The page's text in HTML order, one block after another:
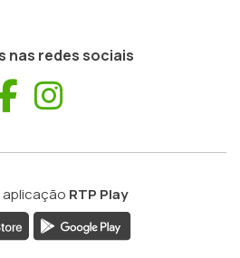
nas redes sociais
Facebook
aplicação RTP Play